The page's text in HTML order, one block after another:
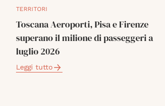
TERRITORI
Toscana Aeroporti, Pisa e Firenze
superano il milione di passeggeri a
luglio 2026
Leggi tutto